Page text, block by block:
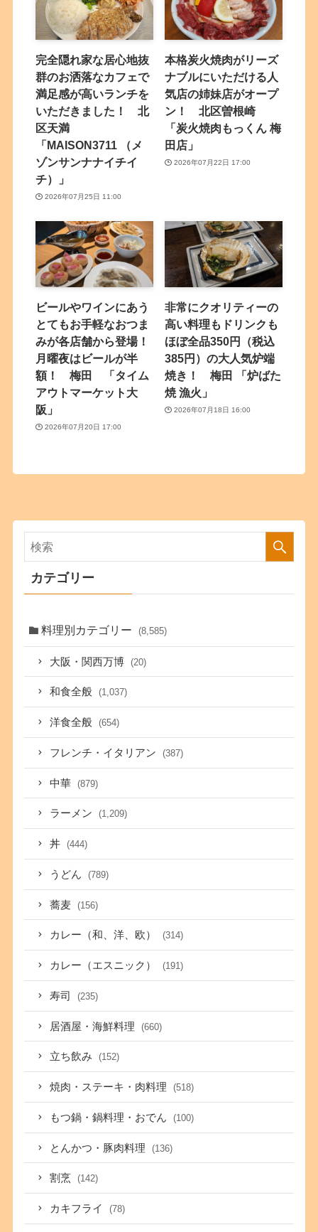
完全隠れ家な居心地抜
群のお洒落なカフェで
満足感が高いランチを
いただきました！ 北
区天満
「MAISON3711 （メ
ゾンサンナナイチイ
チ）」
2026年07月25日 11:00
本格炭火焼肉がリーズ
ナブルにいただける人
気店の姉妹店がオープ
ン！ 北区曽根崎
「炭火焼肉もっくん 梅
田店」
2026年07月22日 17:00
ビールやワインにあう
とてもお手軽なおつま
みが各店舗から登場！
月曜夜はビールが半
額！ 梅田 「タイム
アウトマーケット大
阪」
2026年07月20日 17:00
非常にクオリティーの
高い料理もドリンクも
ほぼ全品350円（税込
385円）の大人気炉端
焼き！ 梅田 「炉ばた
焼 漁火」
2026年07月18日 16:00
カテゴリー
料理別カテゴリー (8,585)
大阪・関西万博 (20)
和食全般 (1,037)
洋食全般 (654)
フレンチ・イタリアン (387)
中華 (879)
ラーメン (1,209)
丼 (444)
うどん (789)
蕎麦 (156)
カレー（和、洋、欧） (314)
カレー（エスニック） (191)
寿司 (235)
居酒屋・海鮮料理 (660)
立ち飲み (152)
焼肉・ステーキ・肉料理 (518)
もつ鍋・鍋料理・おでん (100)
とんかつ・豚肉料理 (136)
割烹 (142)
カキフライ (78)